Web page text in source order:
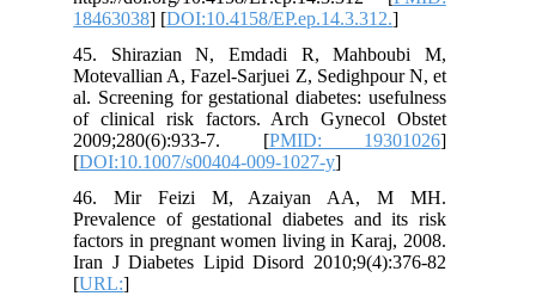
18463038] [DOI:10.4158/EP.ep.14.3.312.
45. Shirazian N, Emdadi R, Mahboubi M,
Motevallian A, Fazel-Sarjuei Z, Sedighpour N, et
al. Screening for gestational diabetes: usefulness
of clinical risk factors. Arch Gynecol Obstet
2009;280(6):933-7. [PMID: 19301026
[DOI:10.1007/s00404-009-1027-y
46. Mir Feizi M, Azaiyan AA, M MH.
Prevalence of gestational diabetes and its risk
factors in pregnant women living in Karaj, 2008.
Iran J Diabetes Lipid Disord 2010;9(4):376-82
[URL: